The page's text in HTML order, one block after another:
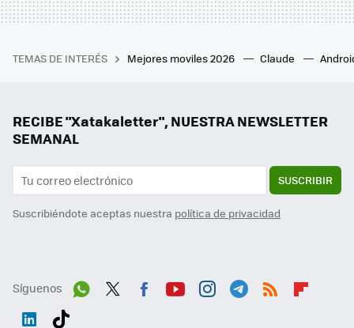
TEMAS DE INTERÉS Mejores moviles 2026 Claude
RECIBE "Xatakaletter", NUESTRA NEWSLETTER
SEMANAL
SUSCRIBIR
Suscribiéndote aceptas nuestra política de privacidad
Síguenos